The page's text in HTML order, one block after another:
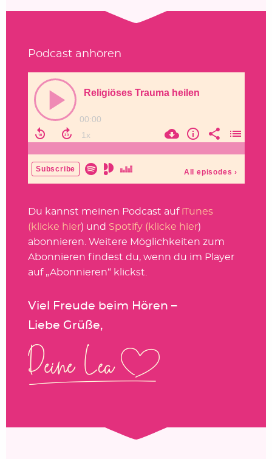
Podcast anhören
Du kannst meinen Podcast auf iTunes
(klicke hier) und Spotify (klicke hier)
abonnieren. Weitere Möglichkeiten zum
Abonnieren findest du, wenn du im Player
auf „Abonnieren“ klickst.
Viel Freude beim Hören –
Liebe Grüße,